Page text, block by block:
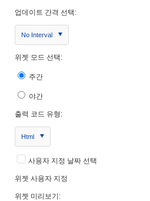
업데이트 간격 선택:
No Interval
위젯 모드 선택:
주간
야간
출력 코드 유형:
Html
사용자 지정 날짜 선택
위젯 사용자 지정
위젯 미리보기: